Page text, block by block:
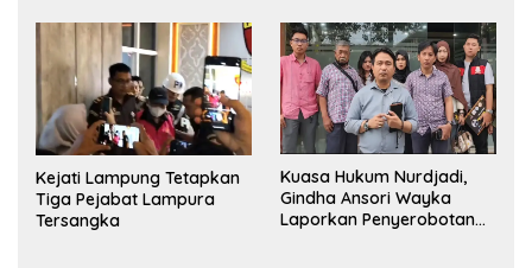
Kejati Lampung Tetapkan
Tiga Pejabat Lampura
Tersangka
Kuasa Hukum Nurdjadi,
Gindha Ansori Wayka
Laporkan Penyerobotan